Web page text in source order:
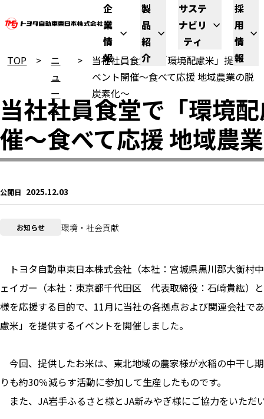
企
業
情
報
製
品
紹
介
サステ
ナビリ
ティ
採
用
情
報
TOP
ニ
ュ
ー
ス
当社社員食堂で「環境配慮米」提供イ
ベント開催～食べて応援 地域農業の脱
炭素化～
当社社員食堂で「環境
催～食べて応援 地域農
公開日 2025.12.03
お知らせ 環境・社会貢献
トヨタ自動車東日本株式会社（本社：宮城県黒川郡大衡
ェイガー（本社：東京都千代田区 代表取締役：石崎貴紘）
様を応援する目的で、11月に当社の各拠点および関連会社で
慮米」を提供するイベントを開催しました。
今回、提供したお米は、東北地域の農家様が水稲の中干し
りも約30％減らす活動に参加して生産したものです。
また、JA岩手ふるさと様とJA新みやぎ様にご協力をいただ